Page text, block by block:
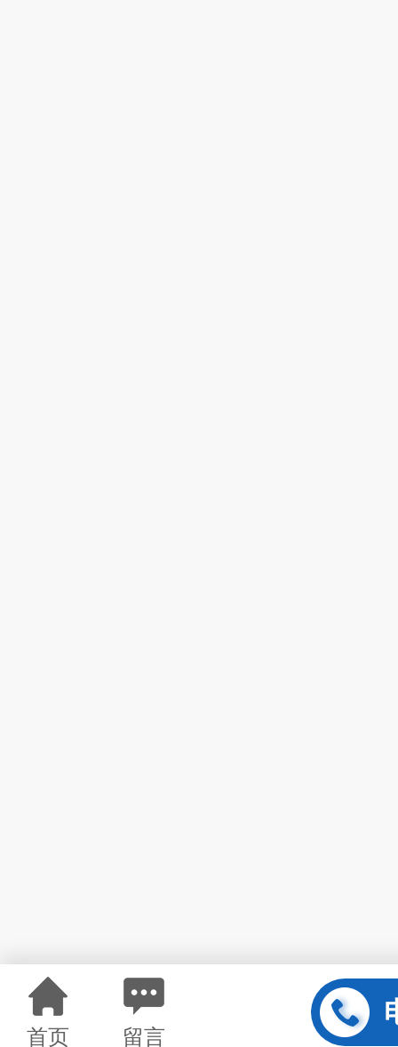
首页 留言